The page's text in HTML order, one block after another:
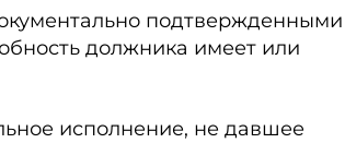
подтвержденными
должника имеет или
исполнение, не давшее